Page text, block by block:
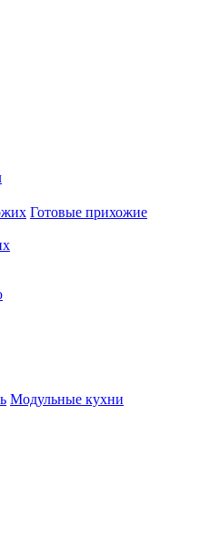
Готовые прихожие
Модульные кухни